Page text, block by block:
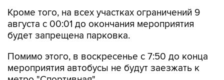
Кроме того, на всех участках ограничений 9
августа с 00:01 до окончания мероприятия
будет запрещена парковка.
Помимо этого, в воскресенье с 7:50 до конца
мероприятия автобусы не будут заезжать к